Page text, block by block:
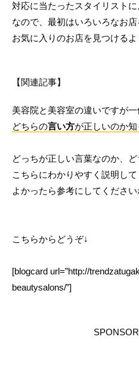
対応に当たったスタイリストに
なので、最初はいろいろなお
お気に入りのお店を見つけるよ
【関連記事】
美容院と美容室の違いですが一
どちらの言い方が正しいのか
どっちが正しい言葉なのか、
こちらにわかりやすく説明し
よかったら参考にしてください
こちらからどうぞ↓
[blogcard url=”http://
beautysalons/”]